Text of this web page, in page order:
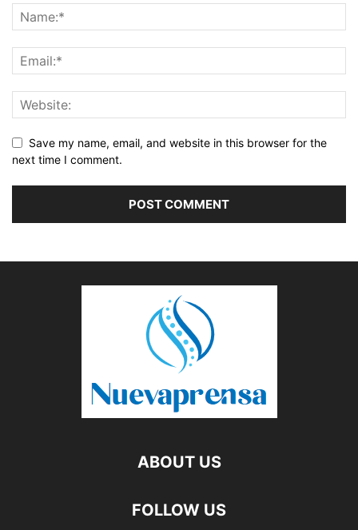
Save my name, email, and website in this browser for the
next time I comment.
ABOUT US
FOLLOW US